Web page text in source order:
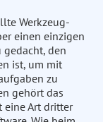
Werkzeug-
einen einzigen
gedacht, den
ist, um mit
zu
gehört das
eine Art dritter